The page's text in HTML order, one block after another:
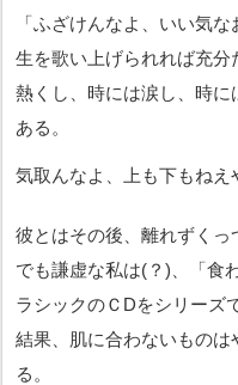
「ふざけんなよ、いい気
生を歌い上げられれば充
熱くし、時には涙し、時
ある。
気取んなよ、上も下もねえ
彼とはその後、離れずくっ
でも謙虚な私は(？)、「食
ラシックのＣDをシリーズ
結果、肌に合わないもの
る。